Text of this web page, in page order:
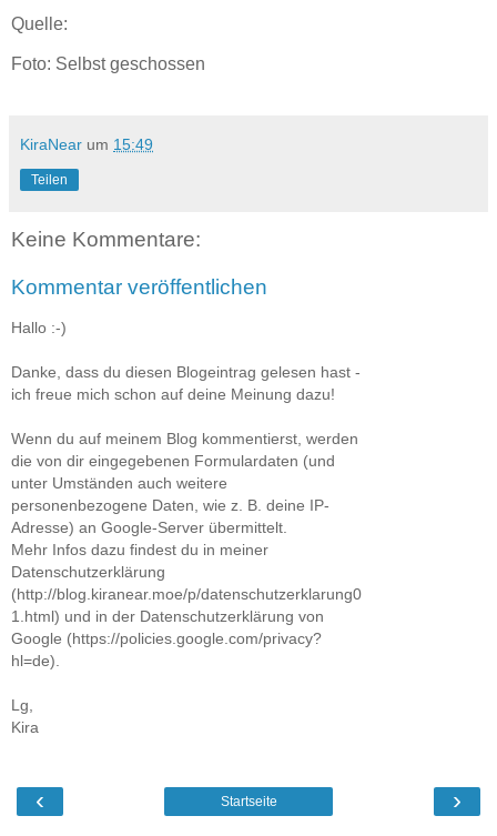
Quelle:
Foto: Selbst geschossen
KiraNear um 15:49
Teilen
Keine Kommentare:
Kommentar veröffentlichen
Hallo :-)
Danke, dass du diesen Blogeintrag gelesen hast -
ich freue mich schon auf deine Meinung dazu!
Wenn du auf meinem Blog kommentierst, werden
die von dir eingegebenen Formulardaten (und
unter Umständen auch weitere
personenbezogene Daten, wie z. B. deine IP-
Adresse) an Google-Server übermittelt.
Mehr Infos dazu findest du in meiner
Datenschutzerklärung
(http://blog.kiranear.moe/p/datenschutzerklarung0
1.html) und in der Datenschutzerklärung von
Google (https://policies.google.com/privacy?
hl=de).
Lg,
Kira
‹ ›
Startseite